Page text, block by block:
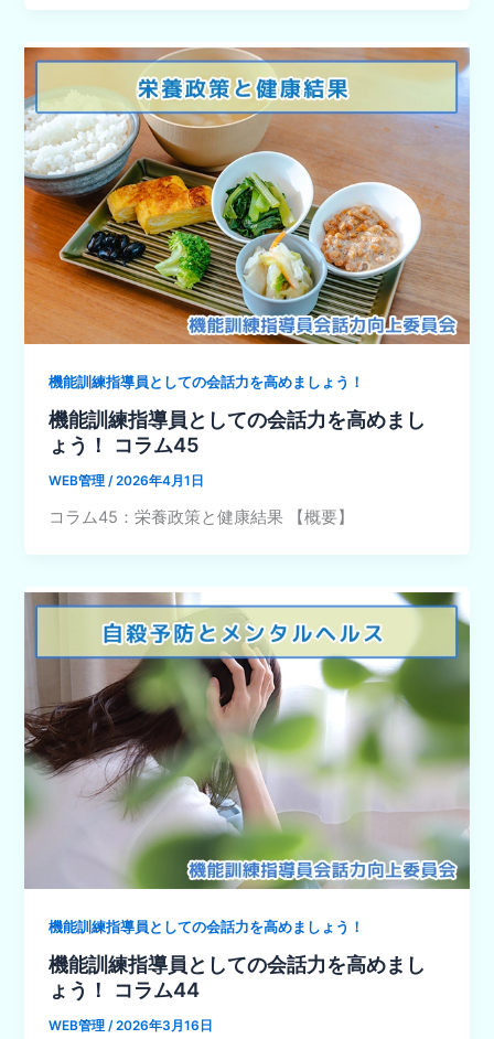
機能訓練指導員としての会話力を高めましょう！
機能訓練指導員としての会話力を高めまし
ょう！ コラム45
WEB管理/2026年4月1日
コラム45：栄養政策と健康結果 【概要】
機能訓練指導員としての会話力を高めましょう！
機能訓練指導員としての会話力を高めまし
ょう！ コラム44
WEB管理/2026年3月16日